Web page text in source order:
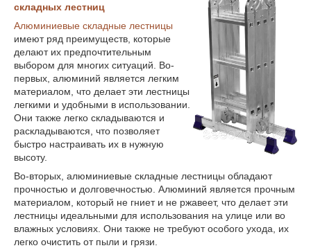
складных лестниц
Алюминиевые складные лестницы
имеют ряд преимуществ, которые
делают их предпочтительным
выбором для многих ситуаций. Во-
первых, алюминий является легким
материалом, что делает эти лестницы
легкими и удобными в использовании.
Они также легко складываются и
раскладываются, что позволяет
быстро настраивать их в нужную
высоту.
Во-вторых, алюминиевые складные лестницы обладают
прочностью и долговечностью. Алюминий является прочным
материалом, который не гниет и не ржавеет, что делает эти
лестницы идеальными для использования на улице или во
влажных условиях. Они также не требуют особого ухода, их
легко очистить от пыли и грязи.